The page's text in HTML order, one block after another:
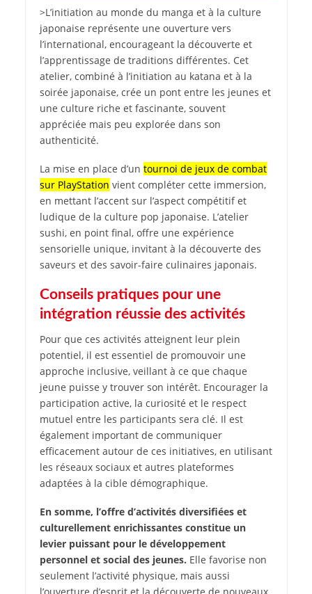
>L’initiation au monde du manga et à la culture
japonaise représente une ouverture vers
l’international, encourageant la découverte et
l’apprentissage de traditions différentes. Cet
atelier, combiné à l’initiation au katana et à la
soirée japonaise, crée un pont entre les jeunes et
une culture riche et fascinante, souvent
appréciée mais peu explorée dans son
authenticité.
La mise en place d’un tournoi de jeux de combat
sur PlayStation vient compléter cette immersion,
en mettant l’accent sur l’aspect compétitif et
ludique de la culture pop japonaise. L’atelier
sushi, en point final, offre une expérience
sensorielle unique, invitant à la découverte des
saveurs et des savoir-faire culinaires japonais.
Conseils pratiques pour une
intégration réussie des activités
Pour que ces activités atteignent leur plein
potentiel, il est essentiel de promouvoir une
approche inclusive, veillant à ce que chaque
jeune puisse y trouver son intérêt. Encourager la
participation active, la curiosité et le respect
mutuel entre les participants sera clé. Il est
également important de communiquer
efficacement autour de ces initiatives, en utilisant
les réseaux sociaux et autres plateformes
adaptées à la cible démographique.
En somme, l’offre d’activités diversifiées et
culturellement enrichissantes constitue un
levier puissant pour le développement
personnel et social des jeunes. Elle favorise non
seulement l’activité physique, mais aussi